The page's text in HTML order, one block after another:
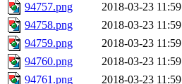
94757.png
2018-03-23 11:59
94758.png
2018-03-23 11:59
94759.png
2018-03-23 11:59
94760.png
2018-03-23 11:59
94761.png
2018-03-23 11:59